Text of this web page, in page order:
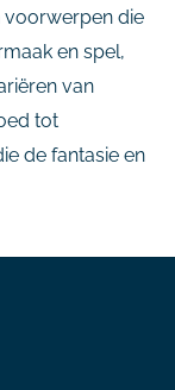
voorwerpen die
en spel,
van
tot
de fantasie en